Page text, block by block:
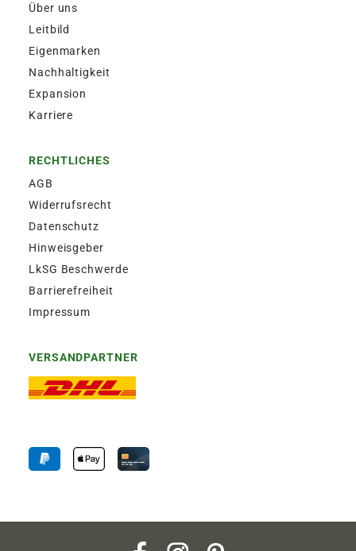
Über uns
Leitbild
Eigenmarken
Nachhaltigkeit
Expansion
Karriere
RECHTLICHES
AGB
Widerrufsrecht
Datenschutz
Hinweisgeber
LkSG Beschwerde
Barrierefreiheit
Impressum
VERSANDPARTNER